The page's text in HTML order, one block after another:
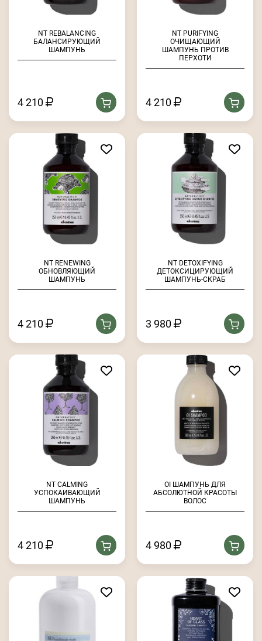
NT REBALANCING
БАЛАНСИРУЮЩИЙ
ШАМПУНЬ
4 210
NT PURIFYING
ОЧИЩАЮЩИЙ
ШАМПУНЬ ПРОТИВ
ПЕРХОТИ
4 210
NT RENEWING
ОБНОВЛЯЮЩИЙ
ШАМПУНЬ
4 210
NT DETOXIFYING
ДЕТОКСИЦИРУЮЩИЙ
ШАМПУНЬ-СКРАБ
3 980
NT CALMING
УСПОКАИВАЮЩИЙ
ШАМПУНЬ
4 210
OI ШАМПУНЬ ДЛЯ
АБСОЛЮТНОЙ КРАСОТЫ
ВОЛОС
4 980